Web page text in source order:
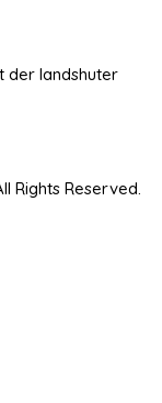
der landshuter
Rights Reserved.